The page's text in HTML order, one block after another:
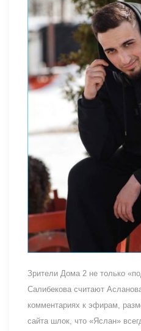
Зрители Дома 2 не только
Салибекова считают
комментариях к эфирам,
сайта шлок, что «Яслан»